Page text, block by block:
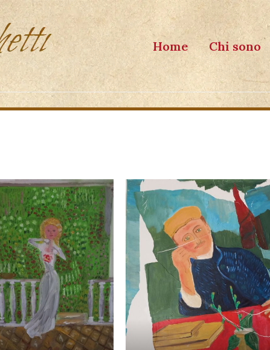
Home Chi sono